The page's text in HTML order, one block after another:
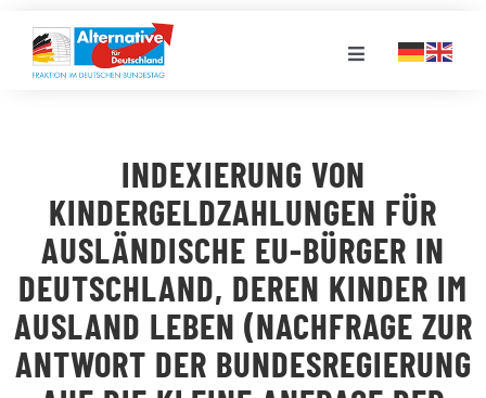
Inhalt
springen
Toggle
LANDESGRUPPEN
VERANSTALTUNGEN
PRESSE
INDEXIERUNG VON
KINDERGELDZAHLUNGEN FÜR
AUSLÄNDISCHE EU-BÜRGER IN
DEUTSCHLAND, DEREN KINDER IM
AUSLAND LEBEN (NACHFRAGE ZUR
ANTWORT DER BUNDESREGIERUNG